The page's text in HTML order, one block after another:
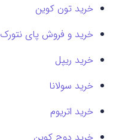
خرید تون کوین
خرید و فروش پای نتورک
خرید ریپل
خرید سولانا
خرید اتریوم